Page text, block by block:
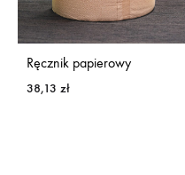
Ręcznik papierowy
38,13 zł